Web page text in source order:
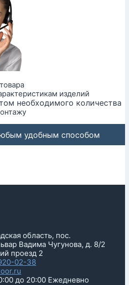
изделий
необходимого количества
удобным способом
область, пос.
Вадима Чугунова, д. 8/2
проезд 2
02-38
до 20:00 Ежедневно